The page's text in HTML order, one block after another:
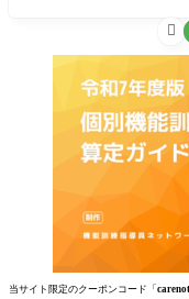

当サイト限定のクーポンコード「